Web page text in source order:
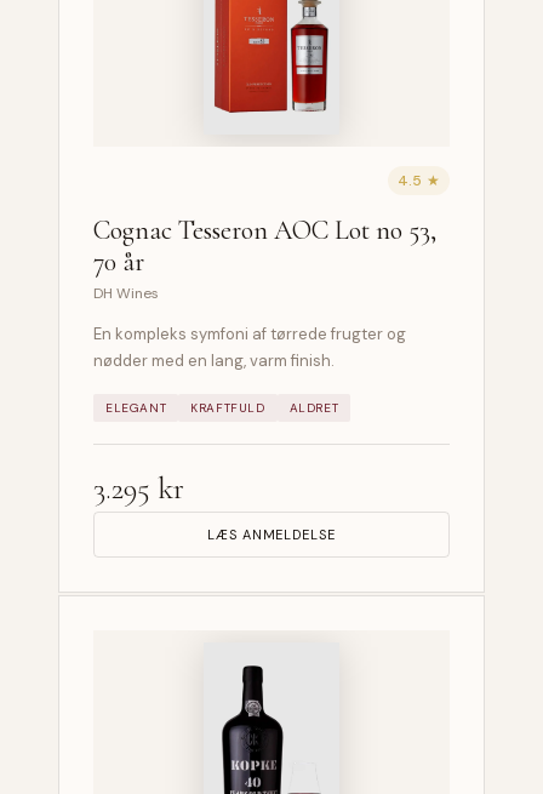
4.5 ★
Cognac Tesseron AOC Lot no 53,
70 år
DH Wines
En kompleks symfoni af tørrede frugter og
nødder med en lang, varm finish.
ELEGANT KRAFTFULD ALDRET
3.295 kr
LÆS ANMELDELSE